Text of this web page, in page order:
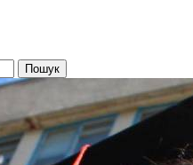
Пошук